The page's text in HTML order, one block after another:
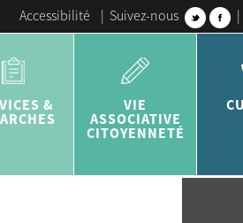
Accessibilité | Suivez-nous |
&
VIE
ASSOCIATIVE
CITOYENNETÉ